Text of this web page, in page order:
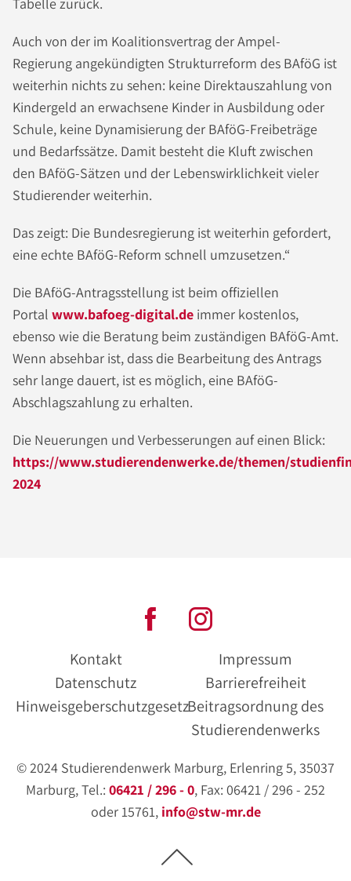
Auch von der im Koalitionsvertrag der Ampel-
Regierung angekündigten Strukturreform des BAföG ist
weiterhin nichts zu sehen: keine Direktauszahlung von
Kindergeld an erwachsene Kinder in Ausbildung oder
Schule, keine Dynamisierung der BAföG-Freibeträge
und Bedarfssätze. Damit besteht die Kluft zwischen
den BAföG-Sätzen und der Lebenswirklichkeit vieler
Studierender weiterhin.
Das zeigt: Die Bundesregierung ist weiterhin gefordert,
eine echte BAföG-Reform schnell umzusetzen.“
Die BAföG-Antragsstellung ist beim offiziellen
Portal www.bafoeg-digital.de immer kostenlos,
ebenso wie die Beratung beim zuständigen BAföG-Amt.
Wenn absehbar ist, dass die Bearbeitung des Antrags
sehr lange dauert, ist es möglich, eine BAföG-
Abschlagszahlung zu erhalten.
Die Neuerungen und Verbesserungen auf einen Blick:
https://www.studierendenwerke.de/themen/
2024
Kontakt
Impressum
Datenschutz
Barrierefreiheit
HinweisgeberschutzgesetzBeitragsordnung des
Studierendenwerks
© 2024 Studierendenwerk Marburg, Erlenring 5, 35037
Marburg, Tel.: 06421 / 296 - 0, Fax: 06421 / 296 - 252
oder 15761, info@stw-mr.de